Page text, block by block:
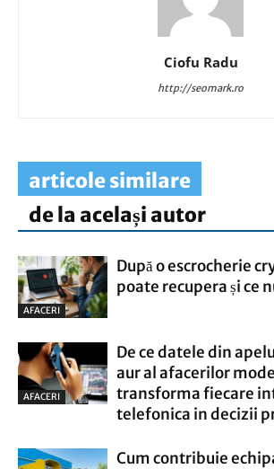
Ciofu Radu
http://seomark.ro
articole similare
de la același autor
AFACERI
După o escrocherie
poate recupera și ce
AFACERI
De ce datele din
aur al afacerilor
transforma fiecare
telefonica in decizii
Cum contribuie